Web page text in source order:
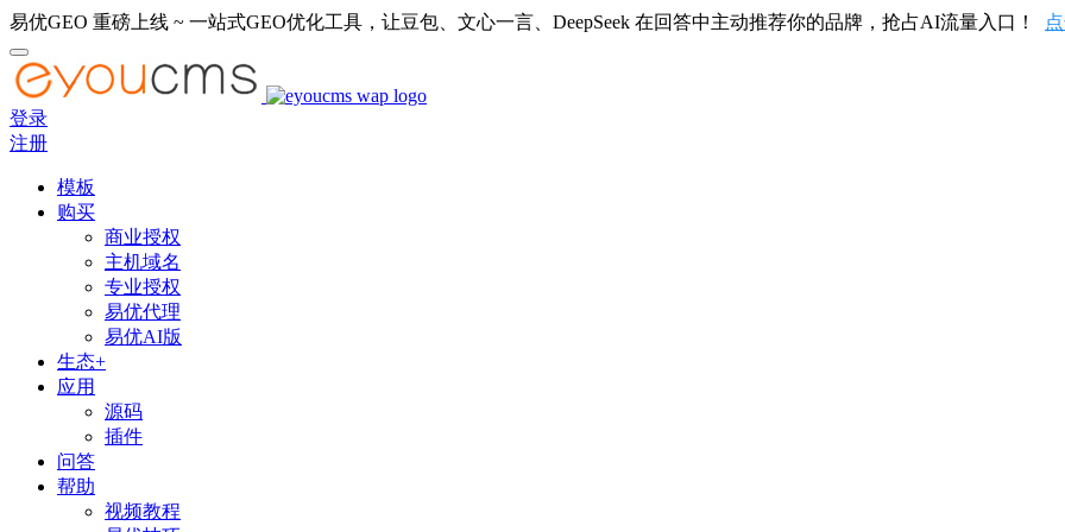
易优GEO 重磅上线 ~ 一站式GEO优化工具，让豆包、文心一言、DeepSeek 在回答中主动推荐你的品牌，抢占AI流量入口！
登录
注册
模板
购买
商业授权
主机域名
专业授权
易优代理
易优AI版
生态+
应用
源码
插件
问答
帮助
视频教程